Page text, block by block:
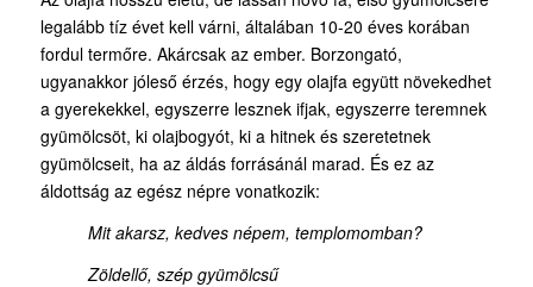
legalább tíz évet kell várni, általában 10-20 éves korában
fordul termőre. Akárcsak az ember. Borzongató,
ugyanakkor jóleső érzés, hogy egy olajfa együtt növekedhet
a gyerekekkel, egyszerre lesznek ifjak, egyszerre teremnek
gyümölcsöt, ki olajbogyót, ki a hitnek és szeretetnek
gyümölcseit, ha az áldás forrásánál marad. És ez az
áldottság az egész népre vonatkozik:
Mit akarsz, kedves népem, templomomban?
Zöldellő, szép gyümölcsű